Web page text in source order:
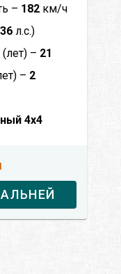
– 182 км/ч
л.с.)
– 21
– 2
4x4